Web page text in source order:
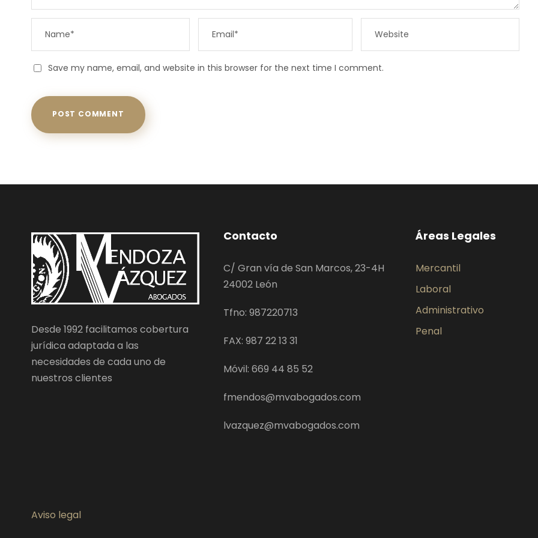
Save my name, email, and website in this browser for the next time I comment.
Desde 1992 facilitamos cobertura
jurídica adaptada a las
necesidades de cada uno de
nuestros clientes
Aviso legal
Contacto
C/ Gran vía de San Marcos, 23-4H
24002 León
Tfno: 987220713
FAX: 987 22 13 31
Móvil: 669 44 85 52
fmendos@mvabogados.com
lvazquez@mvabogados.com
Áreas Legales
Mercantil
Laboral
Administrativo
Penal